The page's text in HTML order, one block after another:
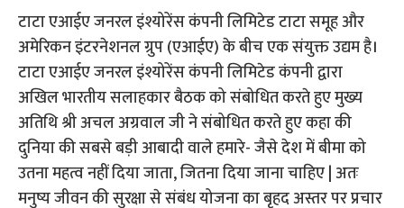
टाटा एआईए जनरल इंश्योरेंस कंपनी लिमिटेड टाटा समूह और
अमेरिकन इंटरनेशनल ग्रुप (एआईए) के बीच एक संयुक्त उद्यम है।
टाटा एआईए जनरल इंश्योरेंस कंपनी लिमिटेड कंपनी द्वारा
अखिल भारतीय सलाहकार बैठक को संबोधित करते हुए मुख्य
अतिथि श्री अचल अग्रवाल जी ने संबोधित करते हुए कहा की
दुनिया की सबसे बड़ी आबादी वाले हमारे- जैसे देश में बीमा को
उतना महत्व नहीं दिया जाता, जितना दिया जाना चाहिए | अतः
मनुष्य जीवन की सुरक्षा से संबंध योजना का बृहद अस्तर पर प्रचार